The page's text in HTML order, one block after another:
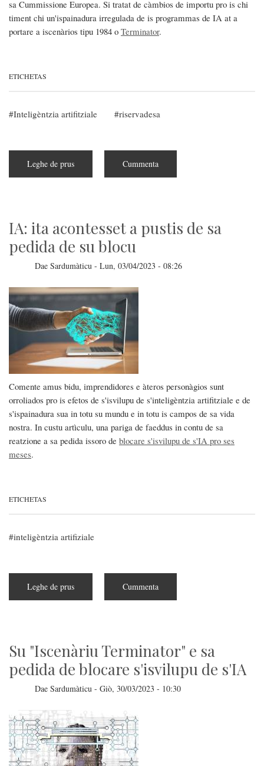
sa Cummissione Europea. Si tratat de càmbios de importu pro is chi
timent chi un'ispainadura irregulada de is programmas de IA at a
portare a iscenàrios tipu 1984 o Terminator.
ETICHETAS
Inteligèntzia artifitziale riservadesa
Leghe de prus
Parlamentu
lege
pro
s'IA
Cummenta
IA: ita acontesset a pustis de sa
pedida de su blocu
Dae Sardumàticu - Lun, 03/04/2023 - 08:26
Comente amus bidu, imprendidores e àteros personàgios sunt
orroliados pro is efetos de s'isvilupu de s'inteligèntzia artifitziale e de
s'ispainadura sua in totu su mundu e in totu is campos de sa vida
nostra. In custu artìculu, una pariga de faeddus in contu de sa
reatzione a sa pedida issoro de blocare s'isvilupu de s'IA pro ses
meses.
ETICHETAS
inteligèntzia artifiziale
Leghe de prus
ita
sa
pedida
de
su
blocu
Cummenta
Su "Iscenàriu Terminator" e sa
pedida de blocare s'isvilupu de s'IA
Dae Sardumàticu - Giò, 30/03/2023 - 10:30